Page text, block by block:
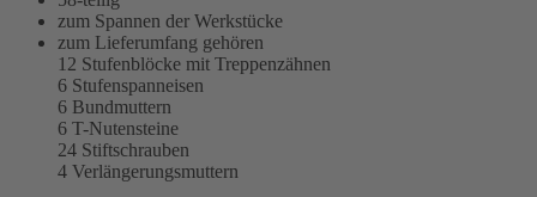
zum Spannen der Werkstücke
zum Lieferumfang gehören
12 Stufenblöcke mit Treppenzähnen
6 Stufenspanneisen
6 Bundmuttern
6 T-Nutensteine
24 Stiftschrauben
4 Verlängerungsmuttern